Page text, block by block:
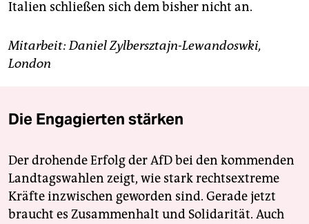
Italien schließen sich dem bisher nicht an.
Mitarbeit: Daniel Zylbersztajn-­Lewandoswki,
London
Die Engagierten stärken
Der drohende Erfolg der AfD bei den kommenden
Landtagswahlen zeigt, wie stark rechtsextreme
Kräfte inzwischen geworden sind. Gerade jetzt
braucht es Zusammenhalt und Solidarität. Auch